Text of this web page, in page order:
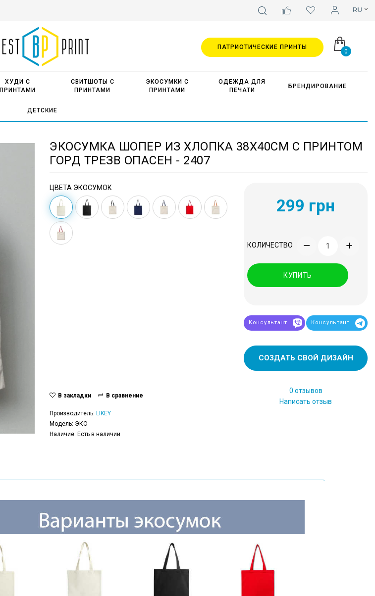
0
ХУДИ С
ПРИНТАМИ
СВИТШОТЫ С
ПРИНТАМИ
ЭКОСУМКИ С
ПРИНТАМИ
ОДЕЖДА ДЛЯ
ПЕЧАТИ
БРЕНДИРОВАНИЕ
ДЕТСКИЕ
ПАТРИОТИЧЕСКИЕ ПРИНТЫ
ЭКОСУМКА ШОПЕР ИЗ ХЛОПКА 38Х40СМ С ПРИНТОМ
ГОРД ТРЕЗВ ОПАСЕН - 2407
ЦВЕТА ЭКОСУМОК
299 грн
КОЛИЧЕСТВО
КУПИТЬ
Консультант Консультант
СОЗДАТЬ СВОЙ ДИЗАЙН
В закладки В сравнение
Производитель: LIKEY
Модель: ЭКО
Наличие: Есть в наличии
0 отзывов
Написать отзыв